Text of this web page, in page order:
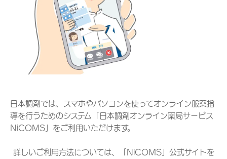
日本調剤では、スマホやパソコンを使ってオンライン服薬指
導を行うためのシステム「日本調剤オンライン薬局サービス
NiCOMS」をご利用いただけます。
詳しいご利用方法については、「NiCOMS」公式サイトを